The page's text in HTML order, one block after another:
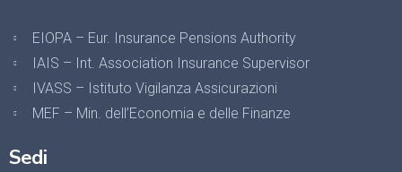
EIOPA – Eur. Insurance Pensions Authority
IAIS – Int. Association Insurance Supervisor
IVASS – Istituto Vigilanza Assicurazioni
MEF – Min. dell’Economia e delle Finanze
Sedi